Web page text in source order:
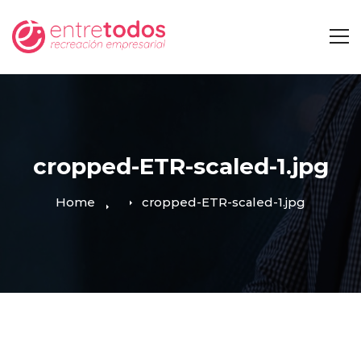
cropped-ETR-scaled-1.jpg
Home cropped-ETR-scaled-1.jpg